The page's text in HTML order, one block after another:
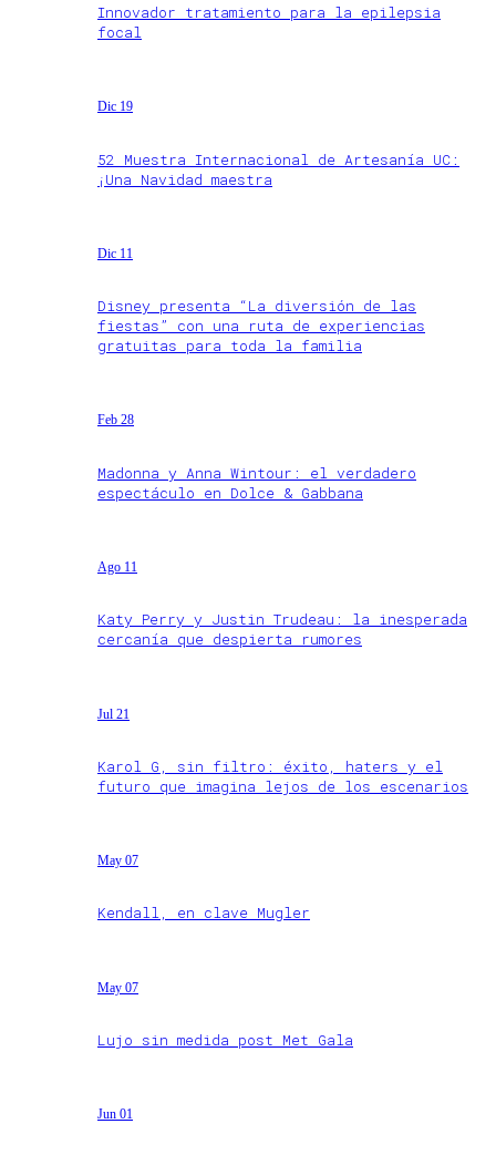
Innovador tratamiento para la epilepsia
focal
Dic 19
52 Muestra Internacional de Artesanía UC:
¡Una Navidad maestra
Dic 11
Disney presenta “La diversión de las
fiestas” con una ruta de experiencias
gratuitas para toda la familia
Feb 28
Madonna y Anna Wintour: el verdadero
espectáculo en Dolce & Gabbana
Ago 11
Katy Perry y Justin Trudeau: la inesperada
cercanía que despierta rumores
Jul 21
Karol G, sin filtro: éxito, haters y el
futuro que imagina lejos de los escenarios
May 07
Kendall, en clave Mugler
May 07
Lujo sin medida post Met Gala
Jun 01